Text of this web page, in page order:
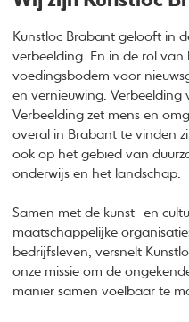
Kunstloc Brabant gelooft in
verbeelding. En in de rol van
voedingsbodem voor
en vernieuwing. Verbeelding
Verbeelding zet mens en
overal in Brabant te vinden
ook op het gebied van
onderwijs en het landschap.
Samen met de kunst- en
maatschappelijke
bedrijfsleven, versnelt
onze missie om de
manier samen voelbaar te